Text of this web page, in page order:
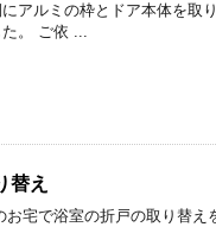
アルミの枠とドア本体を取
。 ご依 ...
替え
宅で浴室の折戸の取り替え